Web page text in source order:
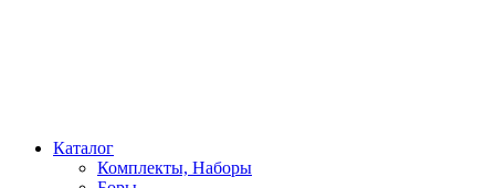
Каталог
Комплекты, Наборы